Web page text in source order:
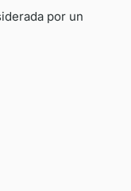
por un